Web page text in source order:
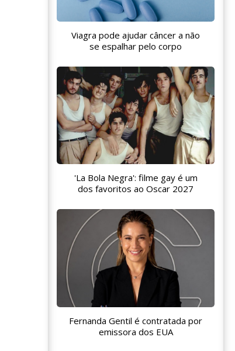
Viagra pode ajudar câncer a não
se espalhar pelo corpo
'La Bola Negra': filme gay é um
dos favoritos ao Oscar 2027
Fernanda Gentil é contratada por
emissora dos EUA